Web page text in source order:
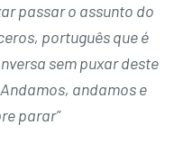
passar o assunto do
português que é
sem puxar deste
andamos e
parar”